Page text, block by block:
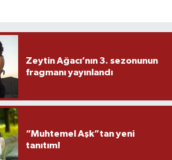
Zeytin Ağacı’nın 3. sezonunun
fragmanı yayınlandı
“Muhtemel Aşk”tan yeni
tanıtım!